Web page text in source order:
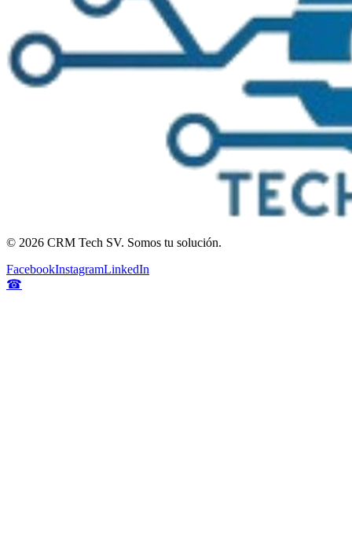
© 2026 CRM Tech SV. Somos tu solución.
FacebookInstagramLinkedIn
☎